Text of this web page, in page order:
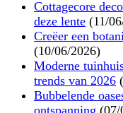
Cottagecore
deze lente (11/
Creëer een
(10/06/2026)
Moderne
trends van 2026
Bubbelende